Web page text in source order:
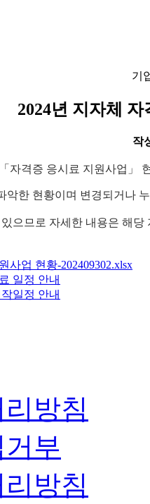
기
2024년 지자체
작
자격증 응시료 지원사업」
악한 현황이며 변경되거나
으므로 자세한 내용은 해
사업 현황-202409302.xlsx
일정 안내
일정 안내
방침
부
방침